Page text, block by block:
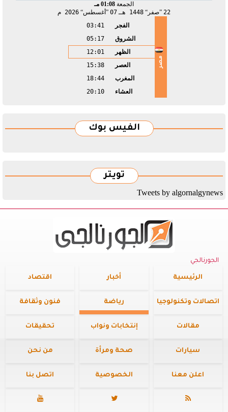
الجمعة 01:08 مـ
22 صفر 1448 هـ 07 أغسطس 2026 م
مصر
الفجر
03:41
الشروق
05:17
الظهر
12:01
العصر
15:38
المغرب
18:44
العشاء
20:10
الفيس بوك
تويتر
Tweets by algornalgynews
الجورنالجي
الرئيسية أخبار اقتصاد
اتصالات وتكنولوجيا رياضة فنون وثقافة
مقالات إنتخابات ونواب تحقيقات
سيارات صحة ومرأة من نحن
اعلن معنا الخصوصية اتصل بنا


